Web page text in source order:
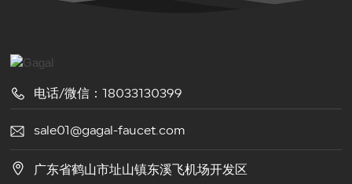
电话/微信：18033130399
sale01@gagal-faucet.com
广东省鹤山市址山镇东溪飞机场开发区